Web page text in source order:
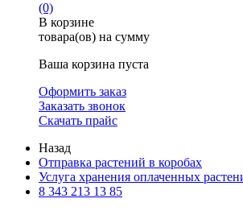
(0)
В корзине
товара(ов) на сумму
Ваша корзина пуста
Оформить заказ
Заказать звонок
Скачать прайс
Назад
Отправка растений в коробах
Услуга хранения оплаченных
8 343 213 13 85